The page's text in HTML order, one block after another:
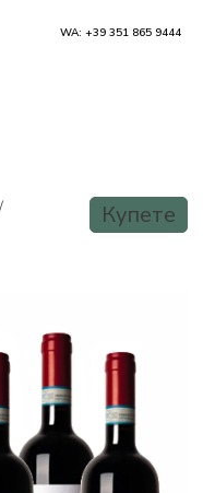
/ Купете
WA: +39 351 865 9444